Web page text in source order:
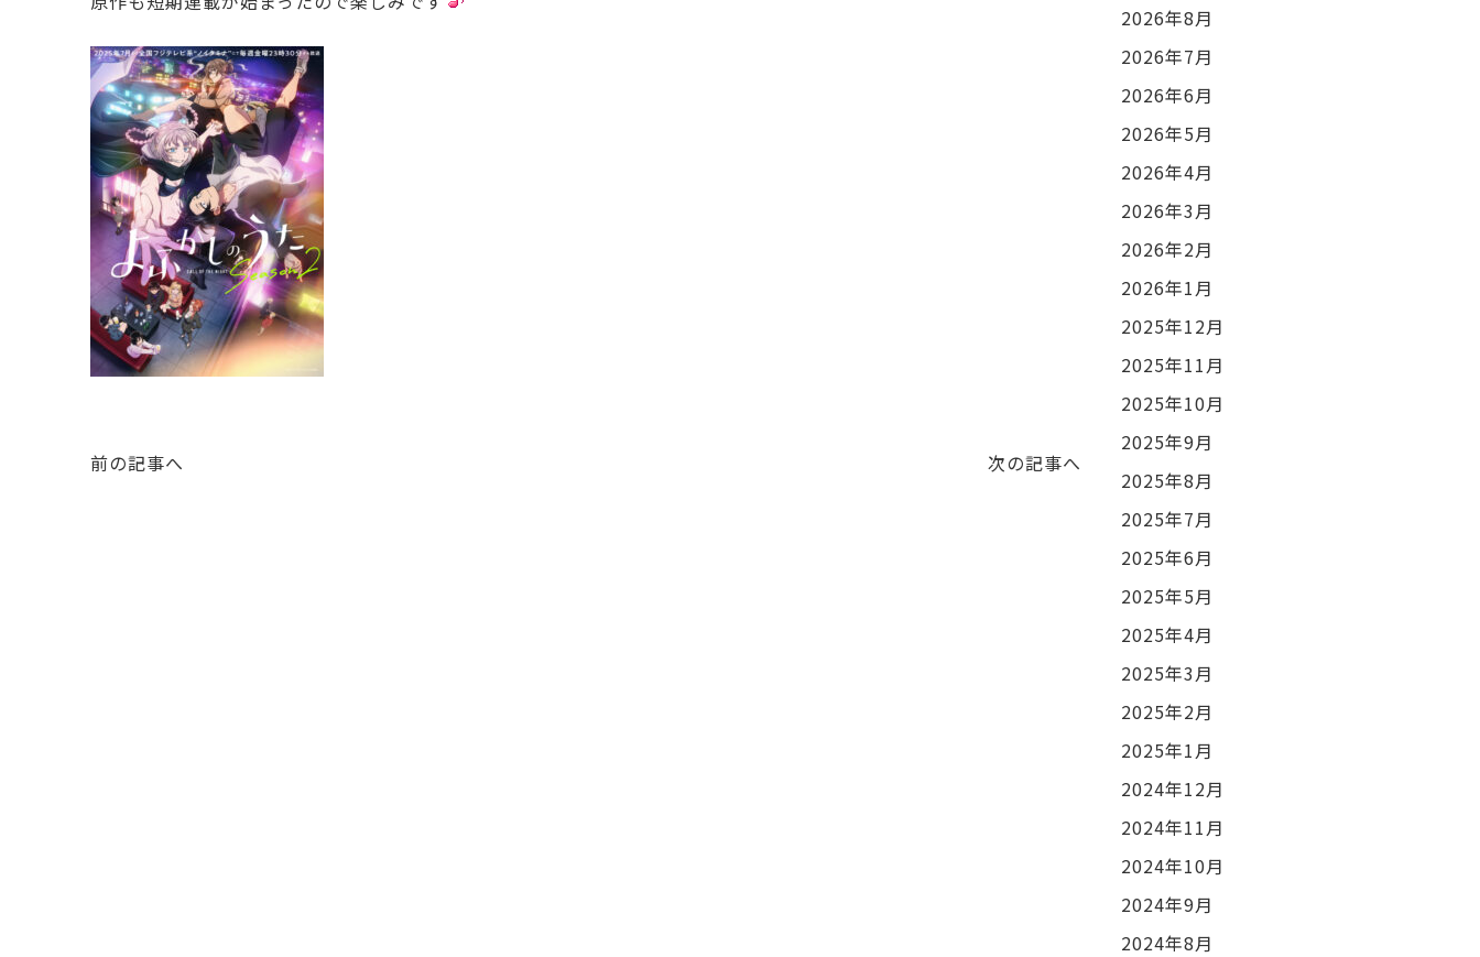
前の記事へ 次の記事へ
2026年8月
2026年7月
2026年6月
2026年5月
2026年4月
2026年3月
2026年2月
2026年1月
2025年12月
2025年11月
2025年10月
2025年9月
2025年8月
2025年7月
2025年6月
2025年5月
2025年4月
2025年3月
2025年2月
2025年1月
2024年12月
2024年11月
2024年10月
2024年9月
2024年8月